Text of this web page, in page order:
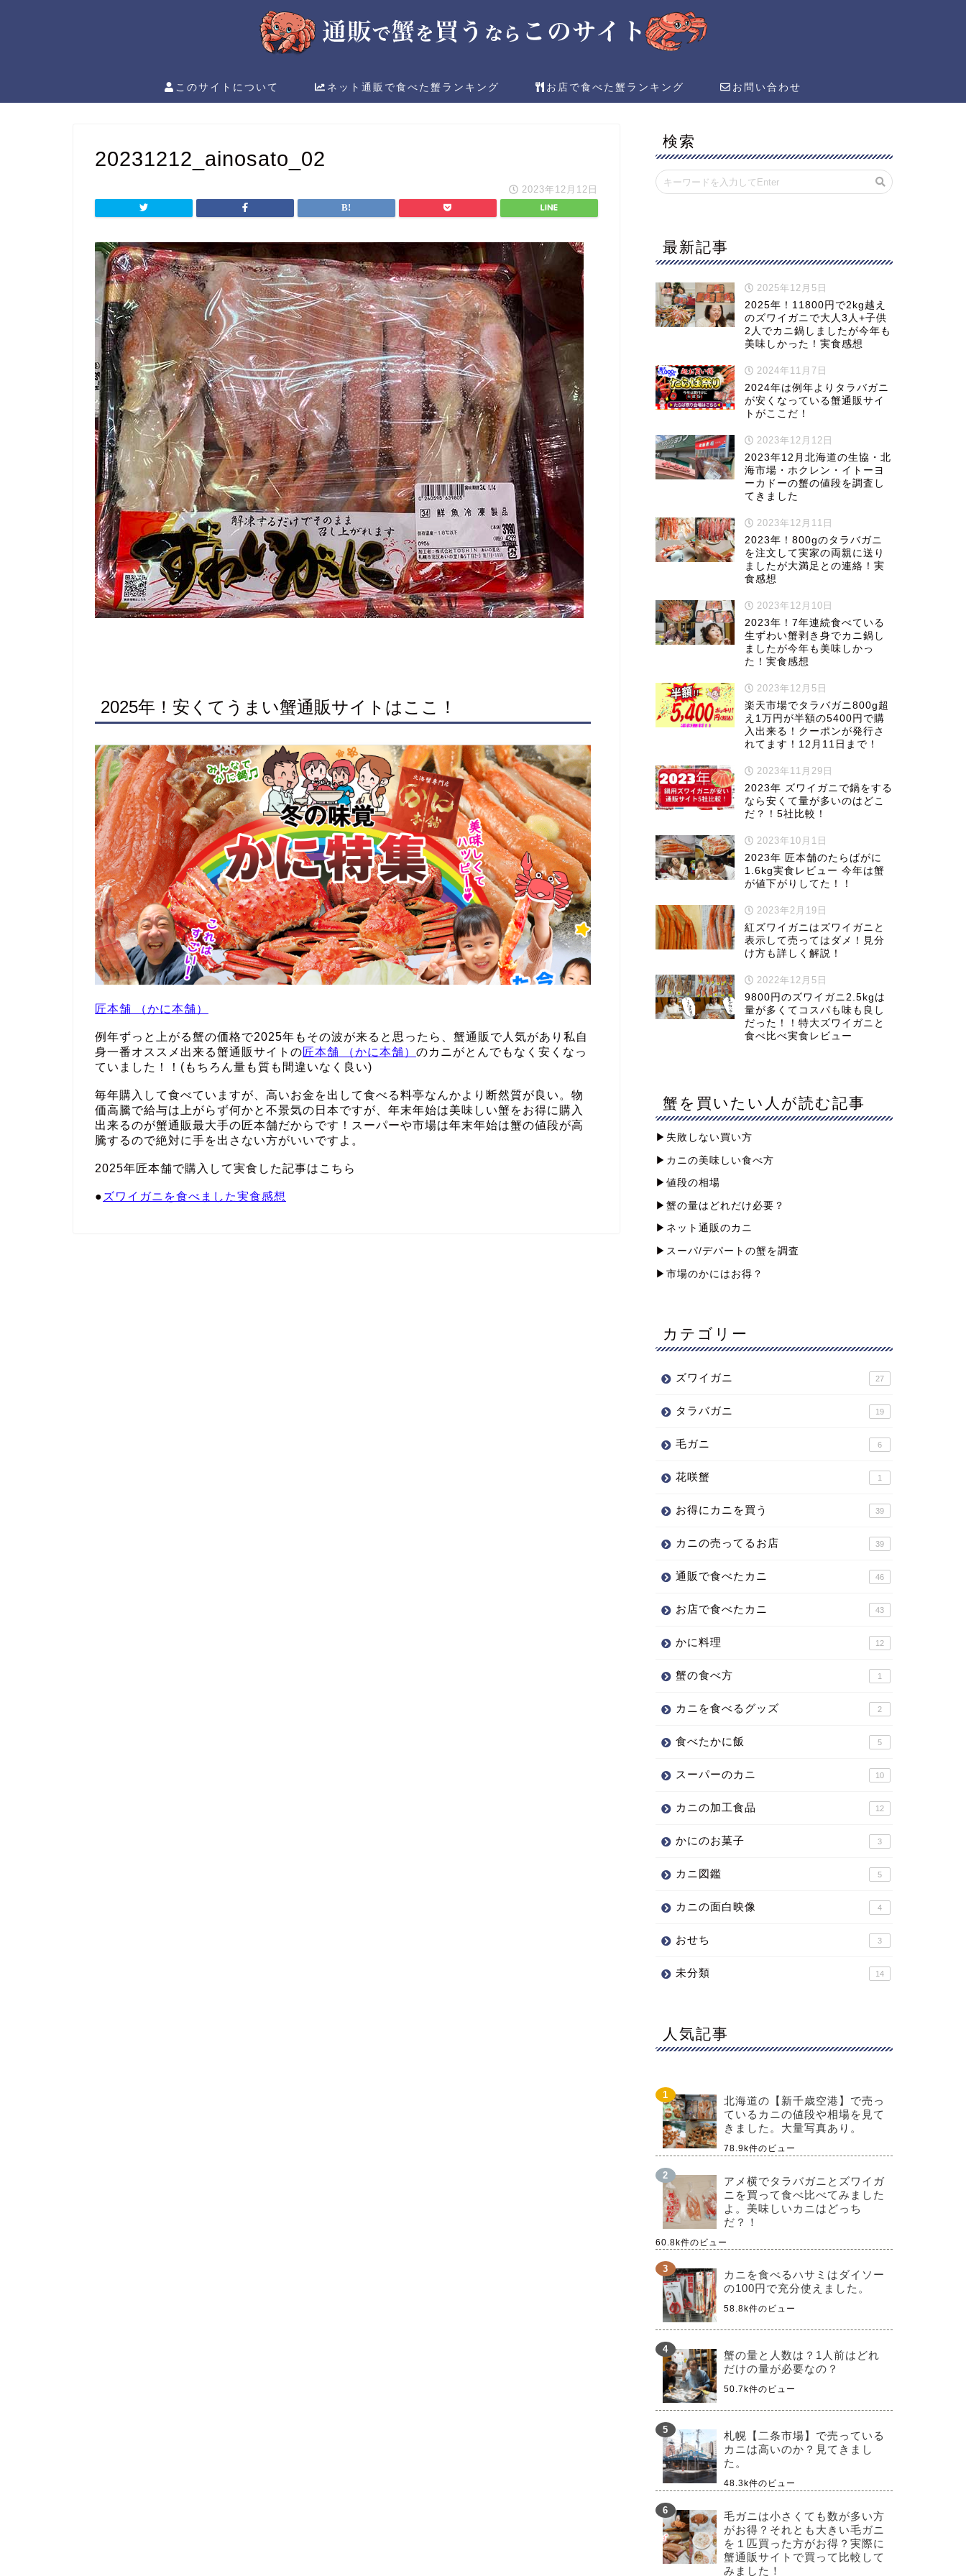
このサイトについて ネット通販で食べた蟹ランキング お店で食べた蟹ランキング お問い合わせ
20231212_ainosato_02
2023年12月12日
2025年！安くてうまい蟹通販サイトはここ！
匠本舗 （かに本舗）
例年ずっと上がる蟹の価格で2025年もその波が来ると思ったら、蟹通販で人気があり私自
身一番オススメ出来る蟹通販サイトの匠本舗 （かに本舗） のカニがとんでもなく安くなっ
ていました！！(もちろん量も質も間違いなく良い)
毎年購入して食べていますが、高いお金を出して食べる料亭なんかより断然質が良い。物
価高騰で給与は上がらず何かと不景気の日本ですが、年末年始は美味しい蟹をお得に購入
出来るのが蟹通販最大手の匠本舗だからです！スーパーや市場は年末年始は蟹の値段が高
騰するので絶対に手を出さない方がいいですよ。
2025年匠本舗で購入して実食した記事はこちら
● ズワイガニを食べました実食感想
検索
最新記事
2025年12月5日
2025年！11800円で2kg越え
のズワイガニで大人3人+子供
2人でカニ鍋しましたが今年も
美味しかった！実食感想
2024年11月7日
2024年は例年よりタラバガニ
が安くなっている蟹通販サイ
トがここだ！
2023年12月12日
2023年12月北海道の生協・北
海市場・ホクレン・イトーヨ
ーカドーの蟹の値段を調査し
てきました
2023年12月11日
2023年！800gのタラバガニ
を注文して実家の両親に送り
ましたが大満足との連絡！実
食感想
2023年12月10日
2023年！7年連続食べている
生ずわい蟹剥き身でカニ鍋し
ましたが今年も美味しかっ
た！実食感想
2023年12月5日
楽天市場でタラバガニ800g超
え1万円が半額の5400円で購
入出来る！クーポンが発行さ
れてます！12月11日まで！
2023年11月29日
2023年 ズワイガニで鍋をする
なら安くて量が多いのはどこ
だ？！5社比較！
2023年10月1日
2023年 匠本舗のたらばがに
1.6kg実食レビュー 今年は蟹
が値下がりしてた！！
2023年2月19日
紅ズワイガニはズワイガニと
表示して売ってはダメ！見分
け方も詳しく解説！
2022年12月5日
9800円のズワイガニ2.5kgは
量が多くてコスパも味も良し
だった！！特大ズワイガニと
食べ比べ実食レビュー
蟹を買いたい人が読む記事
▶︎失敗しない買い方
▶︎カニの美味しい食べ方
▶︎値段の相場
▶︎蟹の量はどれだけ必要？
▶︎ネット通販のカニ
▶︎スーパ/デパートの蟹を調査
▶︎市場のかにはお得？
カテゴリー
ズワイガニ 27
タラバガニ 19
毛ガニ 6
花咲蟹 1
お得にカニを買う 39
カニの売ってるお店 39
通販で食べたカニ 46
お店で食べたカニ 43
かに料理 12
蟹の食べ方 1
カニを食べるグッズ 2
食べたかに飯 5
スーパーのカニ 10
カニの加工食品 12
かにのお菓子 3
カニ図鑑 5
カニの面白映像 4
おせち 3
未分類 14
人気記事
北海道の【新千歳空港】で売っ
ているカニの値段や相場を見て
きました。大量写真あり。
78.9k件のビュー
アメ横でタラバガニとズワイガ
ニを買って食べ比べてみました
よ。美味しいカニはどっち
だ？！
60.8k件のビュー
カニを食べるハサミはダイソー
の100円で充分使えました。
58.8k件のビュー
蟹の量と人数は？1人前はどれ
だけの量が必要なの？
50.7k件のビュー
札幌【二条市場】で売っている
カニは高いのか？見てきまし
た。
48.3k件のビュー
毛ガニは小さくても数が多い方
がお得？それとも大きい毛ガニ
を１匹買った方がお得？実際に
蟹通販サイトで買って比較して
みました！